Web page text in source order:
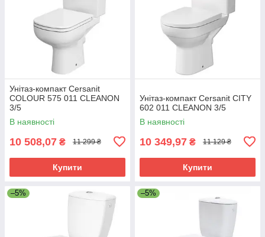
Унітаз-компакт Cersanit
COLOUR 575 011 CLEANON
3/5
В наявності
10 508,07 ₴ 11 299 ₴
Купити
Унітаз-компакт Cersanit CITY
602 011 CLEANON 3/5
В наявності
10 349,97 ₴ 11 129 ₴
Купити
–5% –5%